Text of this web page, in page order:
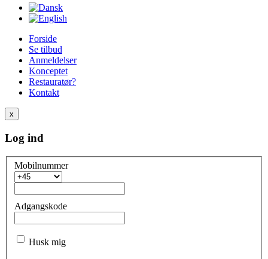
Forside
Se tilbud
Anmeldelser
Konceptet
Restauratør?
Kontakt
x
Log ind
Mobilnummer
Adgangskode
Husk mig